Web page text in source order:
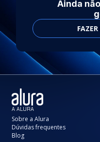
Ainda
A ALURA
Sobre a Alura
Dúvidas frequentes
Blog